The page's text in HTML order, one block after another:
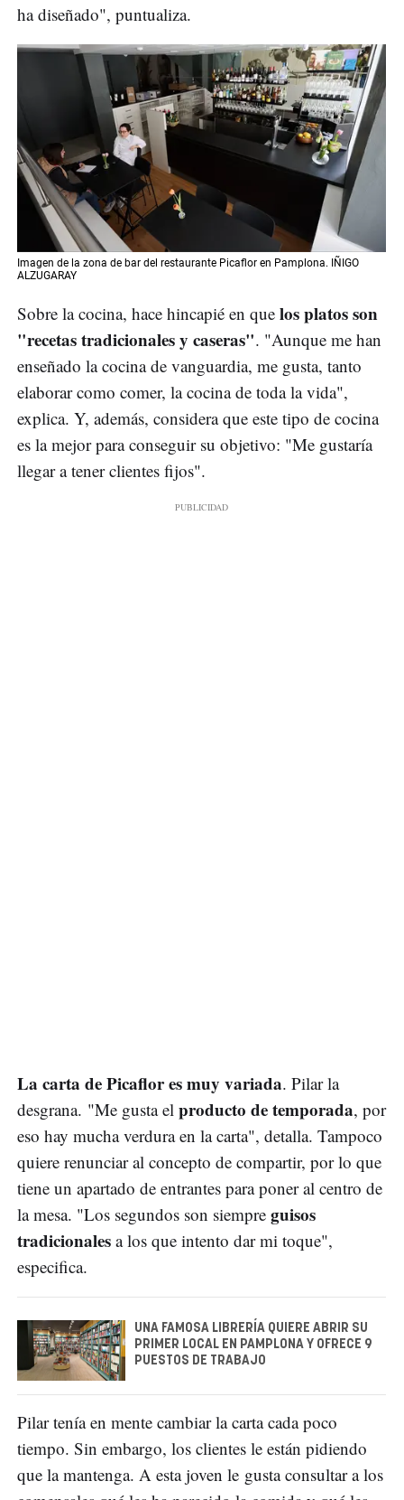
ha diseñado", puntualiza.
Imagen de la zona de bar del restaurante Picaflor en Pamplona. IÑIGO
ALZUGARAY
Sobre la cocina, hace hincapié en que los platos son
"recetas tradicionales y caseras". "Aunque me han
enseñado la cocina de vanguardia, me gusta, tanto
elaborar como comer, la cocina de toda la vida",
explica. Y, además, considera que este tipo de cocina
es la mejor para conseguir su objetivo: "Me gustaría
llegar a tener clientes fijos".
La carta de Picaflor es muy variada. Pilar la
desgrana. "Me gusta el producto de temporada, por
eso hay mucha verdura en la carta", detalla. Tampoco
quiere renunciar al concepto de compartir, por lo que
tiene un apartado de entrantes para poner al centro de
la mesa. "Los segundos son siempre guisos
tradicionales a los que intento dar mi toque",
especifica.
UNA FAMOSA LIBRERÍA QUIERE ABRIR SU
PRIMER LOCAL EN PAMPLONA Y OFRECE 9
PUESTOS DE TRABAJO
Pilar tenía en mente cambiar la carta cada poco
tiempo. Sin embargo, los clientes le están pidiendo
que la mantenga. A esta joven le gusta consultar a los